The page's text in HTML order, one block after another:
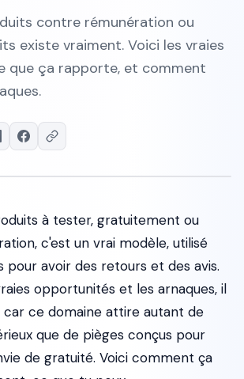
contre rémunération ou
existe vraiment. Voici les vraies
que ça rapporte, et comment
à tester, gratuitement ou
c'est un vrai modèle, utilisé
pour avoir des retours et des avis.
opportunités et les arnaques, il
car ce domaine attire autant de
que de pièges conçus pour
de gratuité. Voici comment ça